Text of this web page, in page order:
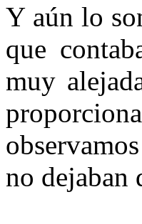
Y aún lo
que
muy
no dejaban